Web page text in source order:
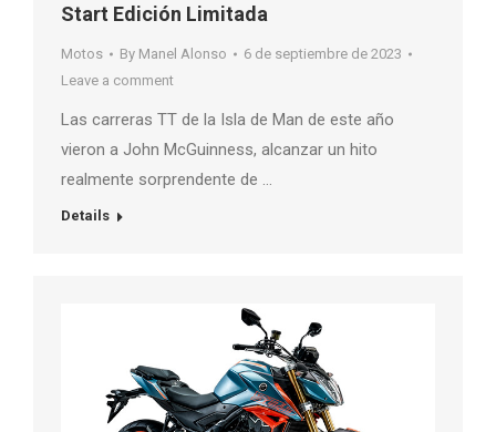
Start Edición Limitada
Motos By Manel Alonso
6 de septiembre de 2023
Leave a comment
Las carreras TT de la Isla de Man de este año
vieron a John McGuinness, alcanzar un hito
realmente sorprendente de …
Details